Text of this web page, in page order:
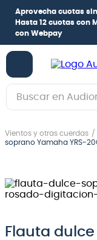
Aprovecha cuotas
Hasta 12 cuotas con
con Webpay
Buscar en
Vientos y otras cuerdas
soprano Yamaha YRS-
Flauta
1.
guitarra electrica
3.
guitarra
5.
amplificador